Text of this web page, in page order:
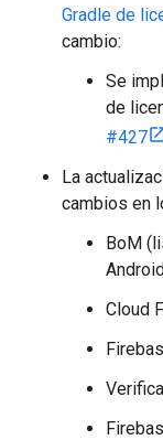
Gradle de
cambio:
Se
de
#427
La
cambios en
BoM
Cloud